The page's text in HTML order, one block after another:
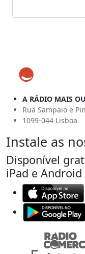
A RÁDIO MAIS
Rua Sampaio e
1099-044 Lisboa
Instale as
Disponível
iPad e Android